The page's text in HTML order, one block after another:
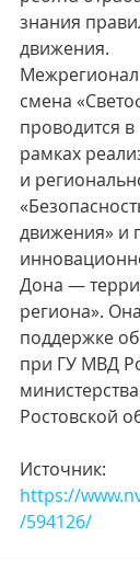
знания
движения.
смена
проводится
рамках
и
движения» и
Дона —
региона».
поддержке
при ГУ МВД
Ростовской
Источник:
https://
/594126/